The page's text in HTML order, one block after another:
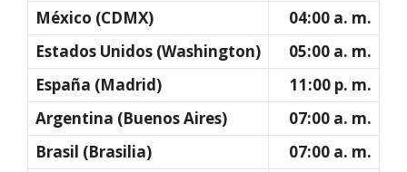
México (CDMX)
04:00 a. m.
Estados Unidos (Washington)
05:00 a. m.
España (Madrid)
11:00 p. m.
Argentina (Buenos Aires)
07:00 a. m.
Brasil (Brasilia)
07:00 a. m.